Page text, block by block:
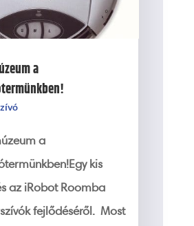
a
a
kis
az iRobot Roomba
fejlődéséről. Most